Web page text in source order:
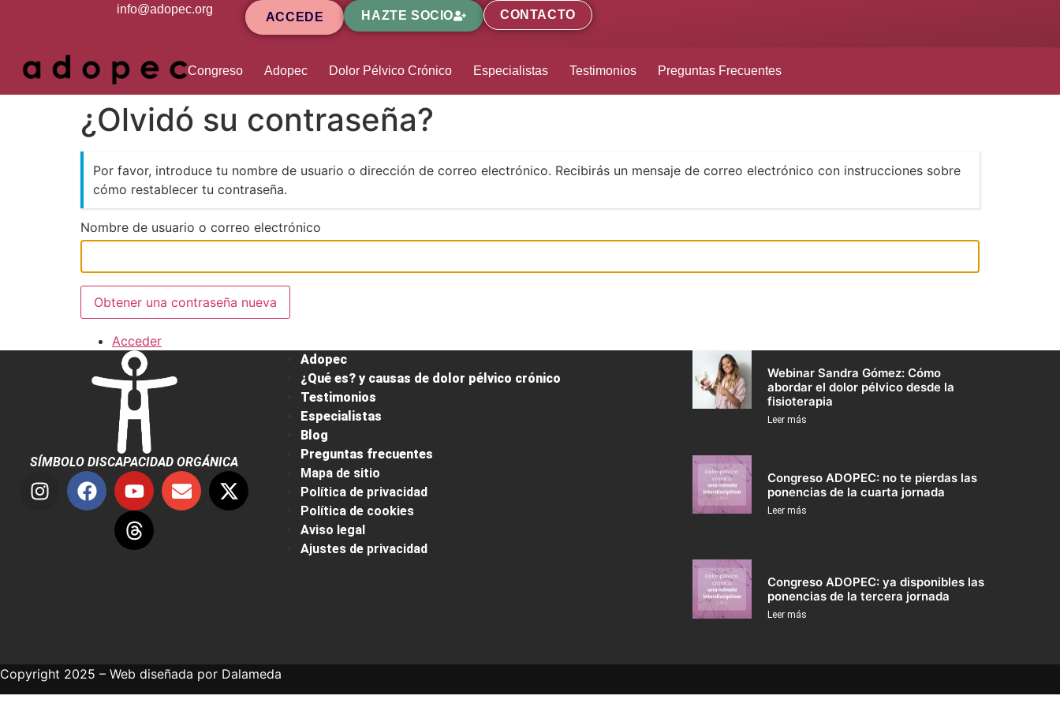
info@adopec.org
ACCEDE HAZTE SOCIO CONTACTO
Congreso Adopec Dolor Pélvico Crónico Especialistas Testimonios Preguntas Frecuentes
¿Olvidó su contraseña?
Por favor, introduce tu nombre de usuario o dirección de correo electrónico. Recibirás un mensaje de correo electrónico con instrucciones sobre
cómo restablecer tu contraseña.
Nombre de usuario o correo electrónico
Obtener una contraseña nueva
Acceder
SÍMBOLO DISCAPACIDAD ORGÁNICA
Adopec
¿Qué es? y causas de dolor pélvico crónico
Testimonios
Especialistas
Blog
Preguntas frecuentes
Mapa de sitio
Política de privacidad
Política de cookies
Aviso legal
Ajustes de privacidad
Webinar Sandra Gómez: Cómo
abordar el dolor pélvico desde la
fisioterapia
Leer más
Congreso ADOPEC: no te pierdas las
ponencias de la cuarta jornada
Leer más
Congreso ADOPEC: ya disponibles las
ponencias de la tercera jornada
Leer más
Copyright 2025 – Web diseñada por Dalameda